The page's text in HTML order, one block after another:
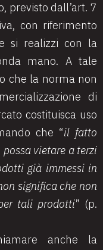
previsto dall’art. 7
con riferimento
si realizzi con la
mano. A tale
che la norma non
di
costituisca uso
che “il fatto
vietare a terzi
già immessi in
significa che non
tali prodotti” (p.
anche la